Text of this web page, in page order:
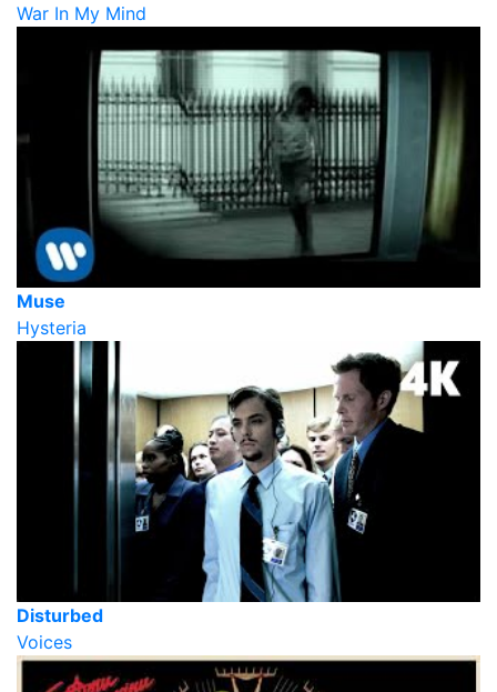
War In My Mind
Muse
Hysteria
Disturbed
Voices